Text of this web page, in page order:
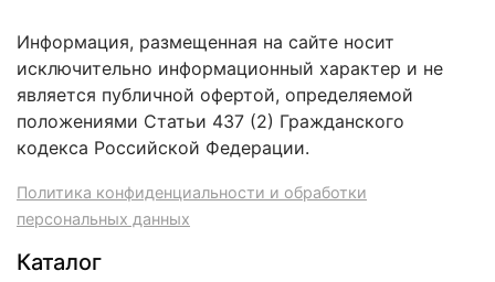
Информация, размещенная на сайте носит
исключительно информационный характер и не
является публичной офертой, определяемой
положениями Статьи 437 (2) Гражданского
кодекса Российской Федерации.
Политика конфиденциальности и обработки
персональных данных
Каталог